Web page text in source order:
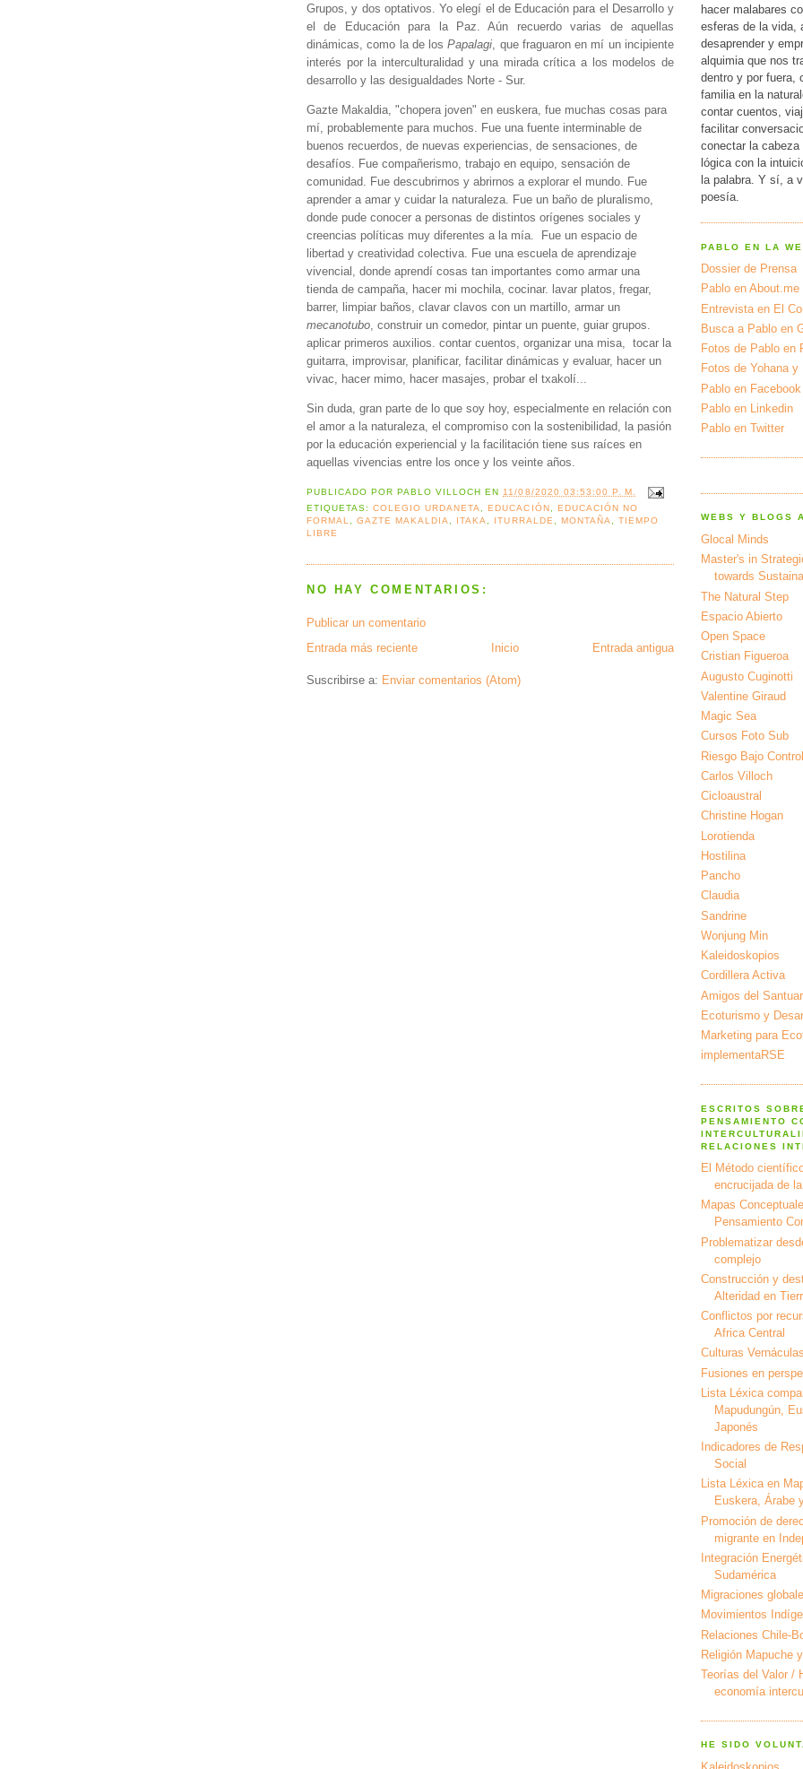
Grupos, y dos optativos. Yo elegí el de Educación para el Desarrollo y
el de Educación para la Paz. Aún recuerdo varias de aquellas
dinámicas, como la de losPapalagi , que fraguaron en mí un incipiente
interés por la interculturalidad y una mirada crítica a los modelos de
desarrollo y las desigualdades Norte - Sur.
Gazte Makaldia, "chopera joven" en euskera, fue muchas cosas para
mí, probablemente para muchos. Fue una fuente interminable de
buenos recuerdos, de nuevas experiencias, de sensaciones, de
desafíos. Fue compañerismo, trabajo en equipo, sensación de
comunidad. Fue descubrirnos y abrirnos a explorar el mundo. Fue
aprender a amar y cuidar la naturaleza. Fue un baño de pluralismo,
donde pude conocer a personas de distintos orígenes sociales y
creencias políticas muy diferentes a la mía. Fue un espacio de
libertad y creatividad colectiva. Fue una escuela de aprendizaje
vivencial, donde aprendí cosas tan importantes como armar una
tienda de campaña, hacer mi mochila, cocinar. lavar platos, fregar,
barrer, limpiar baños, clavar clavos con un martillo, armar un
mecanotubo , construir un comedor, pintar un puente, guiar grupos.
aplicar primeros auxilios. contar cuentos, organizar una misa, tocar la
guitarra, improvisar, planificar, facilitar dinámicas y evaluar, hacer un
vivac, hacer mimo, hacer masajes, probar el txakolí...
Sin duda, gran parte de lo que soy hoy, especialmente en relación con
el amor a la naturaleza, el compromiso con la sostenibilidad, la pasión
por la educación experiencial y la facilitación tiene sus raíces en
aquellas vivencias entre los once y los veinte años.
PUBLICADO PORPABLO VILLOCH EN 11/08/2020 03:53:00 P. M.
ETIQUETAS:COLEGIO URDANETA ,EDUCACIÓN
EDUCACIÓN NO
FORMAL
,GAZTE MAKALDIA ITAKA ITURRALDE MONTAÑA
TIEMPO
LIBRE
NO HAY COMENTARIOS:
Publicar un comentario
Entrada más reciente
Entrada antigua
Inicio
Suscribirse a: Enviar comentarios (Atom)
hacer malabares
esferas de la vida,
desaprender y
alquimia que nos
dentro y por fuera,
familia en la
contar cuentos,
facilitar
conectar la
lógica con la
la palabra. Y sí, a
poesía.
PABLO EN LA
Dossier de Prensa
Pablo en About.me
Entrevista en El
Busca a Pablo en
Fotos de Pablo en
Fotos de Yohana y
Pablo en Facebook
Pablo en Linkedin
Pablo en Twitter
WEBS Y BLOGS
Glocal Minds
Master's in
towards
The Natural Step
Espacio Abierto
Open Space
Cristian Figueroa
Augusto Cuginotti
Valentine Giraud
Magic Sea
Cursos Foto Sub
Riesgo Bajo Control
Carlos Villoch
Cicloaustral
Christine Hogan
Lorotienda
Hostilina
Pancho
Claudia
Sandrine
Wonjung Min
Kaleidoskopios
Cordillera Activa
Amigos del
Ecoturismo y
Marketing para
implementaRSE
ESCRITOS
PENSAMIENTO
RELACIONES
El Método
encrucijada de
Mapas
Pensamiento
Problematizar
complejo
Construcción y
Alteridad en
Conflictos por
Africa Central
Culturas
Fusiones en
Lista Léxica
Mapudungún,
Japonés
Indicadores de
Social
Lista Léxica en
Euskera, Árabe
Promoción de
migrante en
Integración
Sudamérica
Migraciones
Movimientos
Relaciones Chile-
Religión Mapuche
Teorías del Valor /
economía
HE SIDO